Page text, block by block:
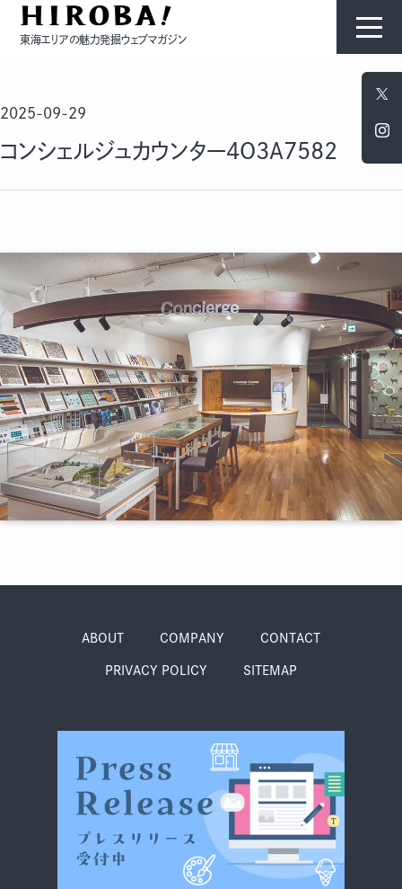
東海エリアの魅力発掘ウェブマガジン
コンテンツ
モノ
季節・まち まち・スポット
グルメ・まち イベント
2025-09-29
コンシェルジュカウンター4O3A7582
ABOUT COMPANY CONTACT
PRIVACY POLICY SITEMAP